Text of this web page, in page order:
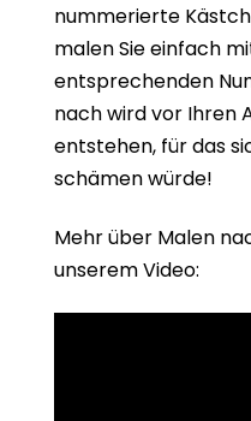
nummerierte
malen Sie einfach
entsprechenden
nach wird vor Ihren
entstehen, für das
schämen würde!
Mehr über Malen
unserem Video: